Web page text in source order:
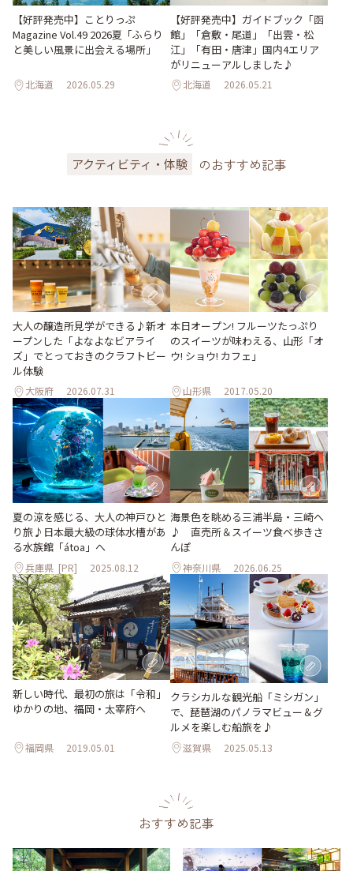
【好評発売中】ことりっぷ
Magazine Vol.49 2026夏「ふらり
と美しい風景に出会える場所」
北海道 2026.05.29
【好評発売中】ガイドブック「函
館」「倉敷・尾道」「出雲・松
江」「有田・唐津」国内4エリア
がリニューアルしました♪
北海道 2026.05.21
アクティビティ・体験 のおすすめ記事
大人の醸造所見学ができる♪新オ
ープンした「よなよなビアライ
ズ」でとっておきのクラフトビー
ル体験
大阪府 2026.07.31
本日オープン! フルーツたっぷり
のスイーツが味わえる、山形「オ
ウ! ショウ! カフェ」
山形県 2017.05.20
夏の涼を感じる、大人の神戸ひと
り旅♪日本最大級の球体水槽があ
る水族館「átoa」へ
兵庫県 [PR] 2025.08.12
海景色を眺める三浦半島・三崎へ
♪ 直売所＆スイーツ食べ歩きさ
んぽ
神奈川県 2026.06.25
新しい時代、最初の旅は「令和」
ゆかりの地、福岡・太宰府へ
福岡県 2019.05.01
クラシカルな観光船「ミシガン」
で、琵琶湖のパノラマビュー＆グ
ルメを楽しむ船旅を♪
滋賀県 2025.05.13
おすすめ記事